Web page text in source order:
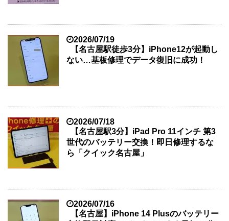
2026/07/19
【名古屋駅徒歩3分】iPhone12が起動し
ない…基板修理でデータ復旧に成功！
2026/07/18
【名古屋駅3分】iPad Pro 11インチ 第3
世代のバッテリー交換！即日修理するな
ら「クイック名古屋」
2026/07/16
【名古屋】iPhone 14 Plusのバッテリー